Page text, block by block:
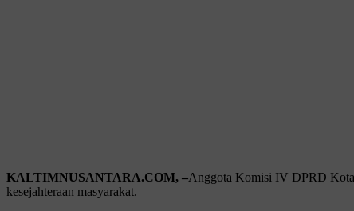
KALTIMNUSANTARA.COM, –Anggota Komisi IV DPRD Kota
kesejahteraan masyarakat.